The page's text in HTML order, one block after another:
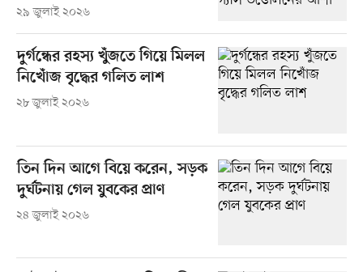
২৯ জুলাই ২০২৬
দুর্গন্ধের রহস্য খুঁজতে গিয়ে মিলল
নিখোঁজ বৃদ্ধের গলিত লাশ
২৮ জুলাই ২০২৬
তিন দিন আগে বিয়ে করেন, সড়ক
দুর্ঘটনায় গেল যুবকের প্রাণ
২৪ জুলাই ২০২৬